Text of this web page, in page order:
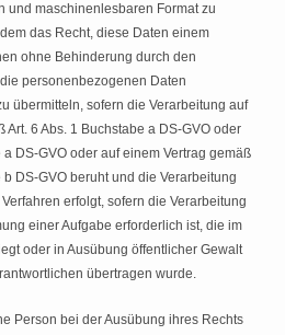
und maschinenlesbaren Format zu
das Recht, diese Daten einem
ohne Behinderung durch den
personenbezogenen Daten
übermitteln, sofern die Verarbeitung auf
6 Abs. 1 Buchstabe a DS-GVO oder
a DS-GVO oder auf einem Vertrag gemäß
b DS-GVO beruht und die Verarbeitung
erfolgt, sofern die Verarbeitung
einer Aufgabe erforderlich ist, die im
oder in Ausübung öffentlicher Gewalt
übertragen wurde.
Person bei der Ausübung ihres Rechts